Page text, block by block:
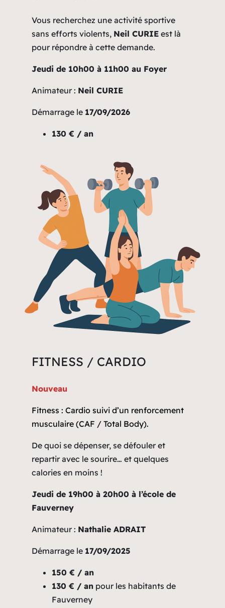
Vous recherchez une activité sportive
sans efforts violents, Neil CURIEest là
pour répondre à cette demande.
Jeudi de 10h00 à 11h00 au Foyer
Animateur : Neil CURIE
Démarrage le 17/09/2026
130 € / an
FITNESS / CARDIO
Nouveau
Fitness : Cardio suivi d’un renforcement
musculaire (CAF / Total Body).
De quoi se dépenser, se défouler et
repartir avec le sourire… et quelques
calories en moins !
Jeudi de 19h00 à 20h00 à l’école de
Fauverney
Animateur : Nathalie ADRAIT
Démarrage le 17/09/2025
150 € / an
130 € / anpour les habitants de
Fauverney